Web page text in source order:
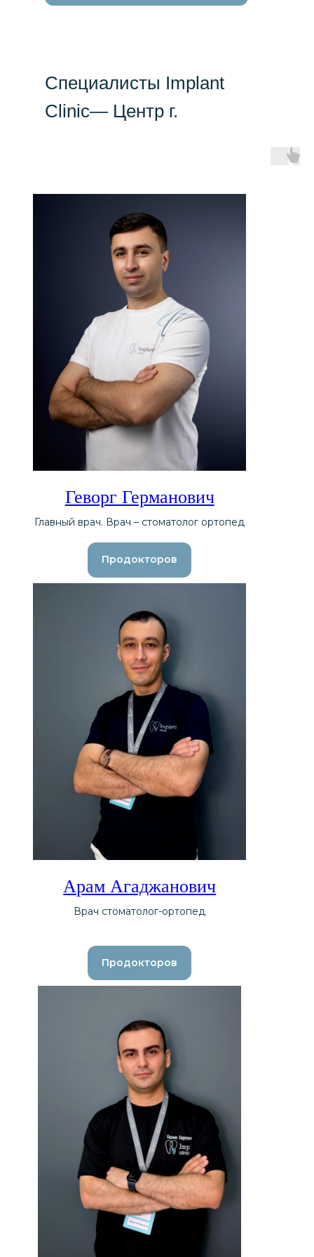
Специалиcты Implant
Clinic— Центр г.
Геворг Германович
Главный врач. Врач – стоматолог ортопед
Продокторов
Арам Агаджанович
Врач стоматолог-ортопед
Продокторов